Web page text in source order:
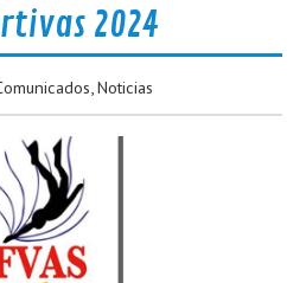
2024
Noticias